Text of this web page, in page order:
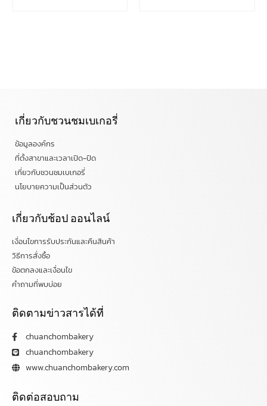
เกี่ยวกับชวนชมเบเกอรี่
ข้อมูลองค์กร
ที่ตั้งสาขาและเวลาเปิด-ปิด
เกี่ยวกับชวนชมเบเกอรี่
นโยบายความเป็นส่วนตัว
เกี่ยวกับช้อป ออนไลน์
เงื่อนไขการรับประกันและคืนสินค้า
วิธีการสั่งซื้อ
ข้อตกลงและเงื่อนไข
คำถามที่พบบ่อย
ติดตามข่าวสารได้ที่
chuanchombakery
chuanchombakery
www.chuanchombakery.com
ติดต่อสอบถาม